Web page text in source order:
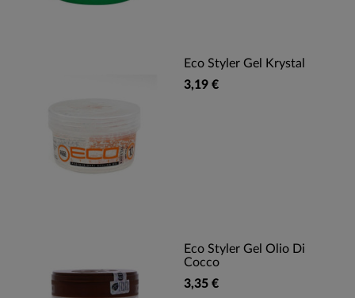
Eco Styler Gel Krystal
3,19 €
Eco Styler Gel Olio Di
Cocco
3,35 €